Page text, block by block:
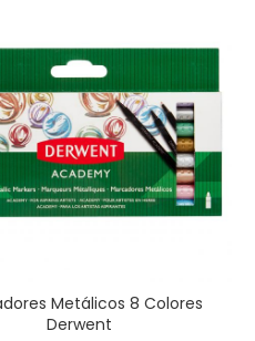
Metálicos 8 Colores
Derwent